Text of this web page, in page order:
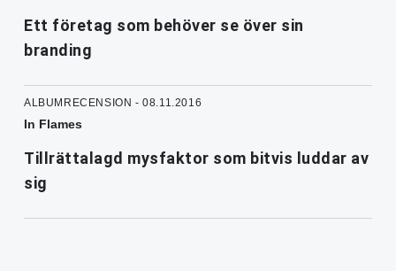
Ett företag som behöver se över sin
branding
ALBUMRECENSION - 08.11.2016
In Flames
Tillrättalagd mysfaktor som bitvis luddar av
sig